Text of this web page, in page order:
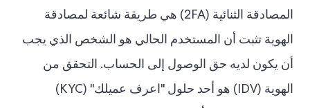
المصادقة الثنائية (2FA) هي طريقة شائعة لمصادقة
الهوية تثبت أن المستخدم الحالي هو الشخص الذي يجب
أن يكون لديه حق الوصول إلى الحساب. التحقق من
الهوية (IDV) هو أحد حلول "اعرف عميلك" (KYC)